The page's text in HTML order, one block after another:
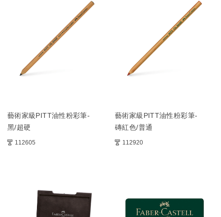
藝術家級PITT油性粉彩筆-
黑/超硬
112605
藝術家級PITT油性粉彩筆-
磚紅色/普通
112920